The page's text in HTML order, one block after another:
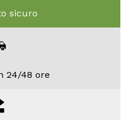
sicuro
24/48 ore